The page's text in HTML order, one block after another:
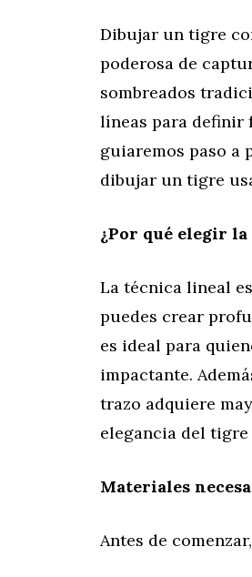
Dibujar un tigre
poderosa de
sombreados
líneas para definir
guiaremos paso a
dibujar un tigre
¿Por qué elegir
La técnica lineal
puedes crear
es ideal para
impactante.
trazo adquiere
elegancia del
Materiales
Antes de